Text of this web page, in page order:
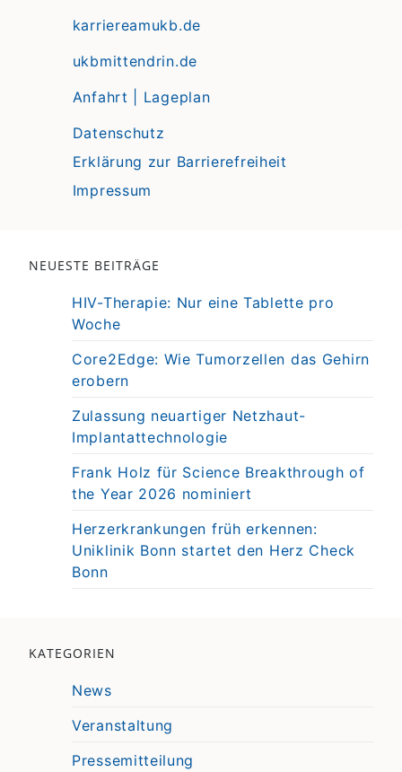
karriereamukb.de
ukbmittendrin.de
Anfahrt | Lageplan
Datenschutz
Erklärung zur Barrierefreiheit
Impressum
NEUESTE BEITRÄGE
HIV-Therapie: Nur eine Tablette pro
Woche
Core2Edge: Wie Tumorzellen das Gehirn
erobern
Zulassung neuartiger Netzhaut-
Implantattechnologie
Frank Holz für Science Breakthrough of
the Year 2026 nominiert
Herzerkrankungen früh erkennen:
Uniklinik Bonn startet den Herz Check
Bonn
KATEGORIEN
News
Veranstaltung
Pressemitteilung